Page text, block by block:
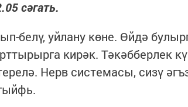
сәгать.
белү, уйлану көне. Өйдә
кирәк. Тәкәбберлек
Нерв системасы, сизү